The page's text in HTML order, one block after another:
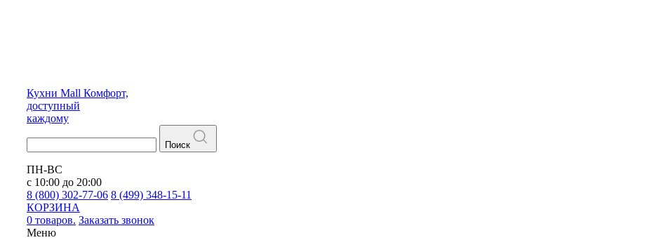
Кухни Mall Комфорт,
доступный
каждому
Поиск
ПН-ВС
с 10:00 до 20:00
8 (800) 302-77-06 8 (499) 348-15-11
КОРЗИНА
0 товаров. Заказать звонок
Меню